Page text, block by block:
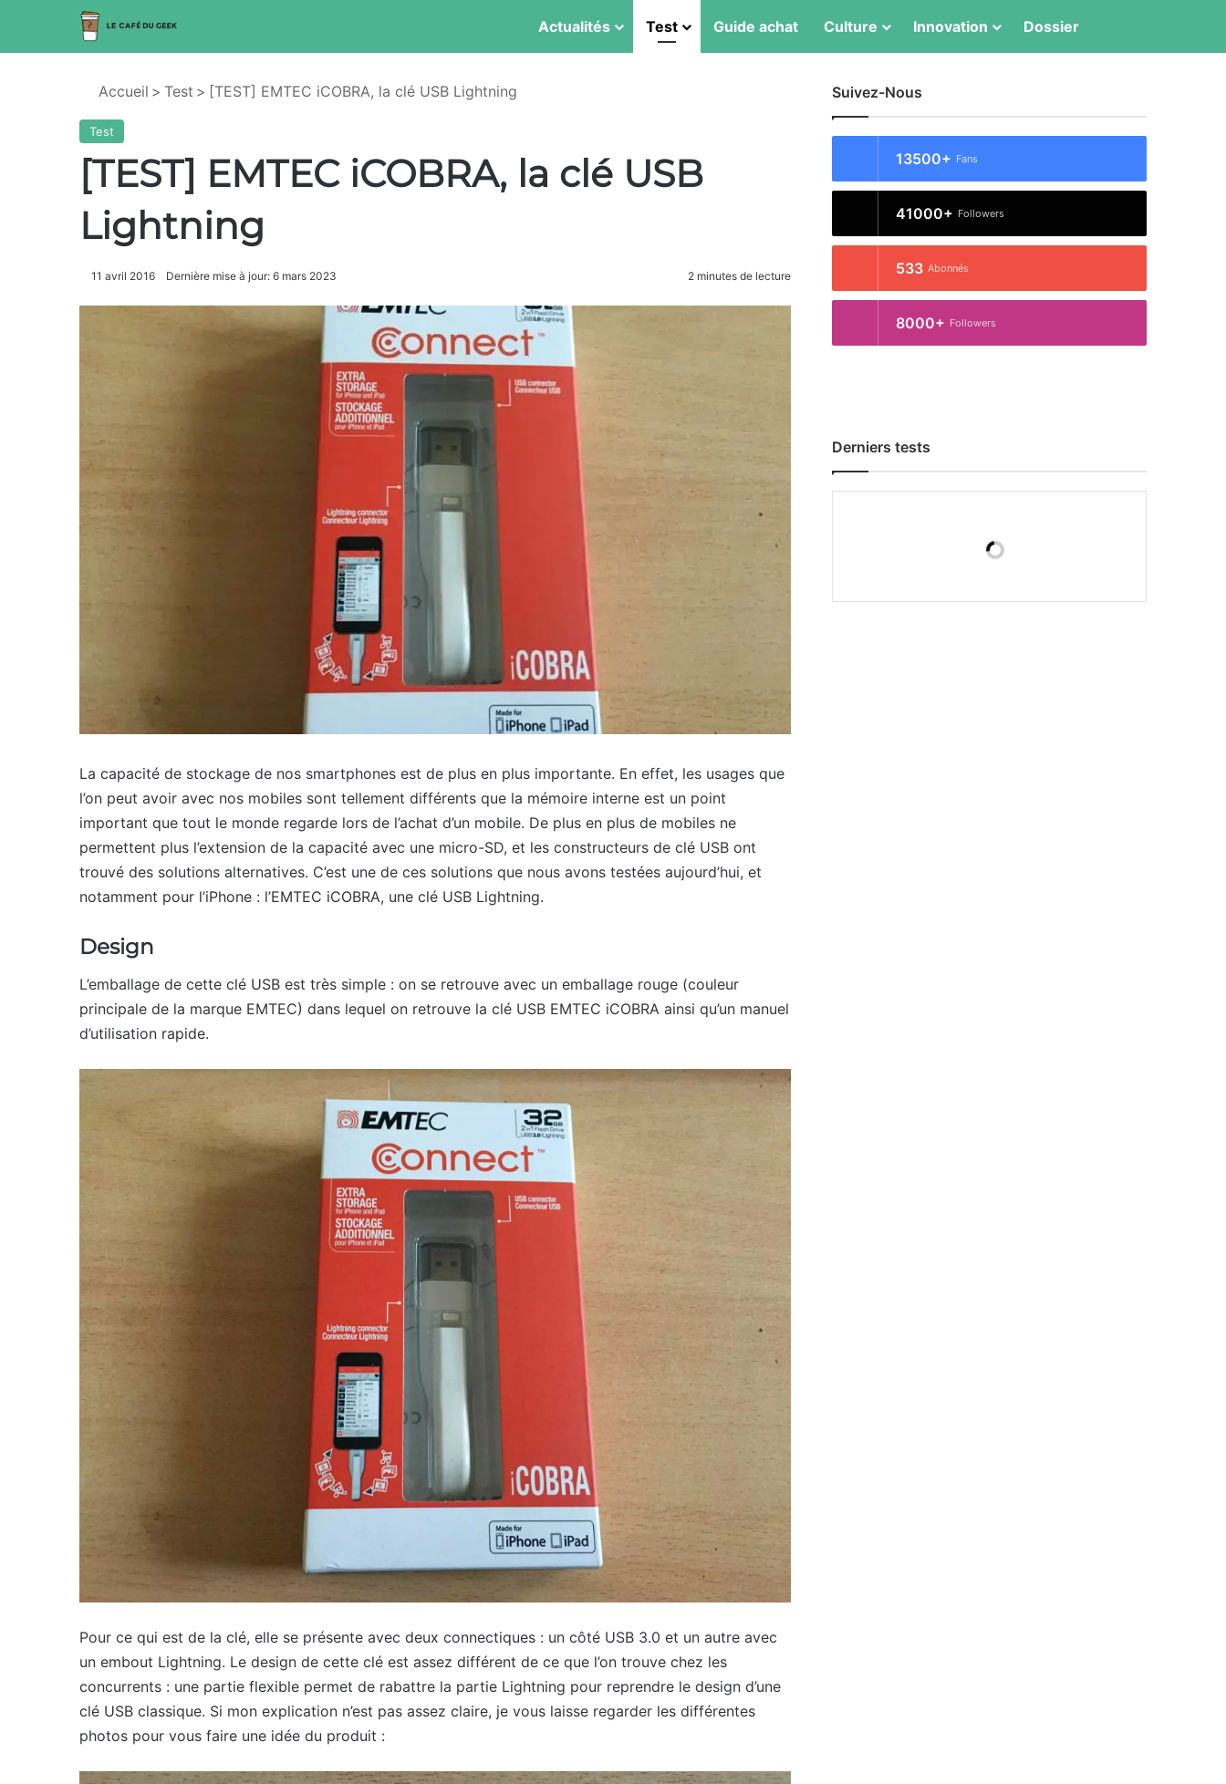
Actualités Test Guide achat Culture Innovation Dossier
Accueil > Test > [TEST] EMTEC iCOBRA, la clé USB Lightning
Test
[TEST] EMTEC iCOBRA, la clé USB
Lightning
11 avril 2016 Dernière mise à jour: 6 mars 2023 2 minutes de lecture
La capacité de stockage de nos smartphones est de plus en plus importante. En effet, les usages que
l’on peut avoir avec nos mobiles sont tellement différents que la mémoire interne est un point
important que tout le monde regarde lors de l’achat d’un mobile. De plus en plus de mobiles ne
permettent plus l’extension de la capacité avec une micro-SD, et les constructeurs de clé USB ont
trouvé des solutions alternatives. C’est une de ces solutions que nous avons testées aujourd’hui, et
notamment pour l’iPhone : l’EMTEC iCOBRA, une clé USB Lightning.
Design
L’emballage de cette clé USB est très simple : on se retrouve avec un emballage rouge (couleur
principale de la marque EMTEC) dans lequel on retrouve la clé USB EMTEC iCOBRA ainsi qu’un manuel
d’utilisation rapide.
Pour ce qui est de la clé, elle se présente avec deux connectiques : un côté USB 3.0 et un autre avec
un embout Lightning. Le design de cette clé est assez différent de ce que l’on trouve chez les
concurrents : une partie flexible permet de rabattre la partie Lightning pour reprendre le design d’une
clé USB classique. Si mon explication n’est pas assez claire, je vous laisse regarder les différentes
photos pour vous faire une idée du produit :
Suivez-Nous
13500+ Fans
41000+ Followers
533 Abonnés
8000+ Followers
Derniers tests